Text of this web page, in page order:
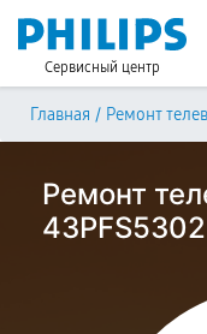
Сервисный центр
Главная / Ремонт
Ремонт